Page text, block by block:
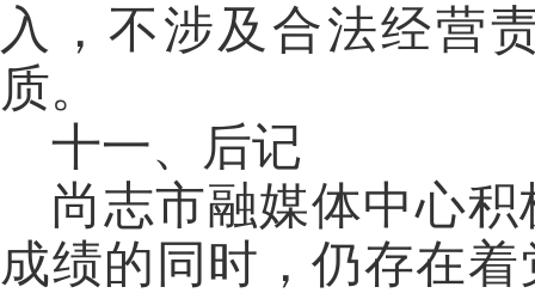
入，不涉及合法经营
质。
十一、
后记
尚志市融媒体中心
成绩的同时，仍存在